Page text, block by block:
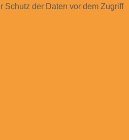
Schutz der Daten vor dem Zugriff